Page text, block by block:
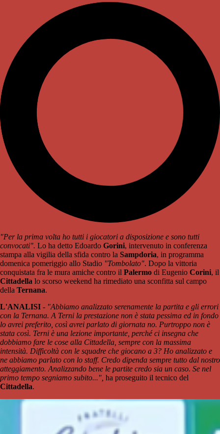
"Per la prima volta ho tutti i giocatori a disposizione e sono tutti
convocati". Lo ha detto Edoardo Gorini, intervenuto in conferenza
stampa alla vigilia della sfida contro la Sampdoria, in programma
domenica pomeriggio allo Stadio "Tombolato". Dopo la vittoria
conquistata fra le mura amiche contro il Palermo di Eugenio Corini, il
Cittadella lo scorso weekend ha rimediato una sconfitta sul campo
della Ternana.
L'ANALISI - "Abbiamo analizzato serenamente la partita e gli errori
con la Ternana. A Terni la prestazione non è stata pessima ed in fondo
lo avrei preferito, così avrei parlato di giornata no. Purtroppo non è
stata così. Terni è una lezione importante, perché ci insegna che
dobbiamo fare le cose alla Cittadella, sempre con la massima
intensità. Difficoltà con le squadre che giocano a 3? Ho analizzato e
ne abbiamo parlato con lo staff. Credo dipenda sempre tutto dal nostro
atteggiamento. Analizzando bene le partite credo sia un caso. Se nel
primo tempo segniamo subito...", ha proseguito il tecnico del
Cittadella.